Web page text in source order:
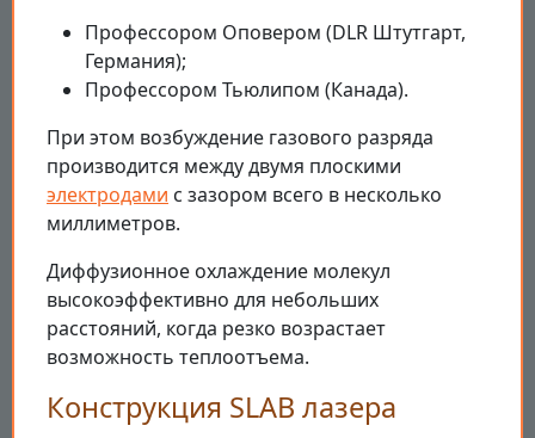
Профессором Оповером (DLR Штутгарт,
Германия);
Профессором Тьюлипом (Канада).
При этом возбуждение газового разряда
производится между двумя плоскими
электродами с зазором всего в несколько
миллиметров.
Диффузионное охлаждение молекул
высокоэффективно для небольших
расстояний, когда резко возрастает
возможность теплоотъема.
Конструкция SLAB лазера